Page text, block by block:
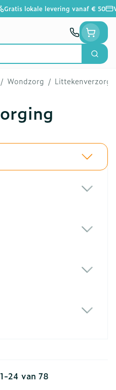
Gratis lokale levering vanaf € 50
Zoek
/ Wondzorg /
1-24 van 78